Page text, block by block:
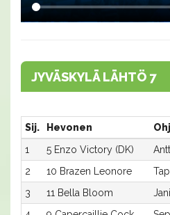
JYVÄSKYLÄ LÄHTÖ 7
Sij. Hevonen
1
5 Enzo Victory (DK)
2
10 Brazen Leonore
3
11 Bella Bloom